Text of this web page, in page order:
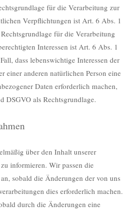
für die Verarbeitung zur
Verpflichtungen ist Art. 6 Abs. 1
für die Verarbeitung
Interessen ist Art. 6 Abs. 1
dass lebenswichtige Interessen der
einer anderen natürlichen Person eine
Daten erforderlich machen,
DSGVO als Rechtsgrundlage.
über den Inhalt unserer
informieren. Wir passen die
sobald die Änderungen der von uns
dies erforderlich machen.
durch die Änderungen eine